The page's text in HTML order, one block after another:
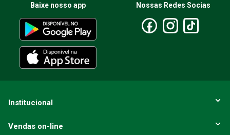
Escreva uma avaliação
ENVIAR AVALIAÇÃO
Baixe nosso app Nossas Redes Socias
Institucional
Vendas on-line